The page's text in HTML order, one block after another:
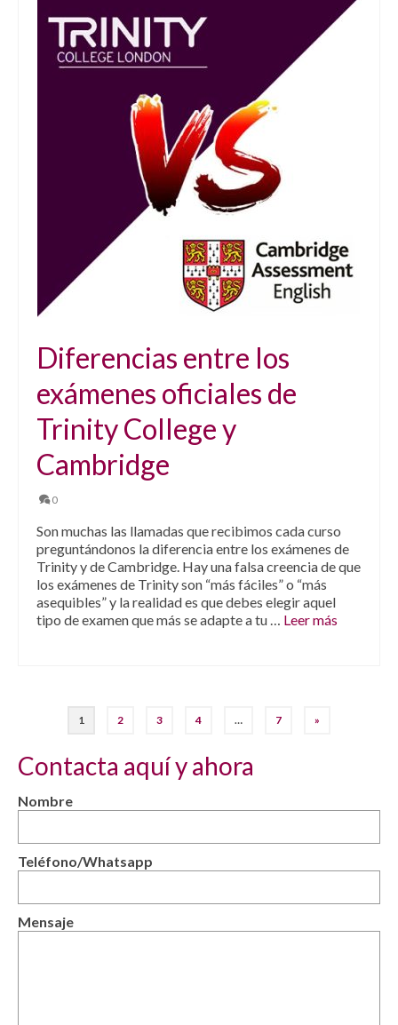
Diferencias entre los
exámenes oficiales de
Trinity College y
Cambridge
0
Son muchas las llamadas que recibimos cada curso
preguntándonos la diferencia entre los exámenes de
Trinity y de Cambridge. Hay una falsa creencia de que
los exámenes de Trinity son “más fáciles” o “más
asequibles” y la realidad es que debes elegir aquel
tipo de examen que más se adapte a tu … Leer más
1 2 3 4 … 7 »
Contacta aquí y ahora
Nombre
Teléfono/Whatsapp
Mensaje